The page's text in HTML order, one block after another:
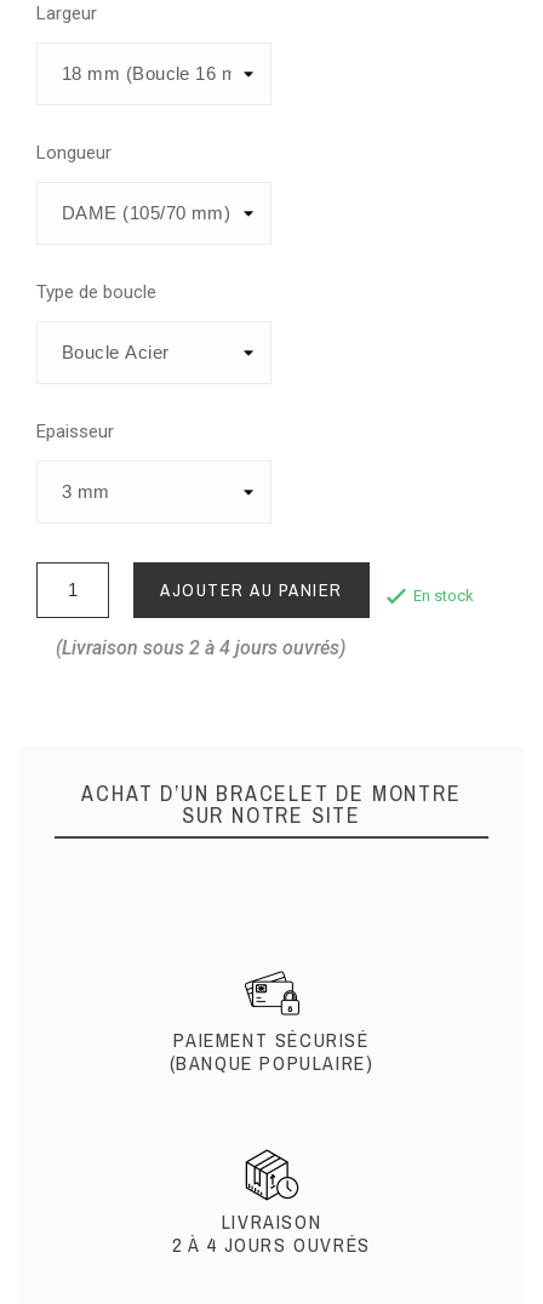
Largeur
Longueur
Type de boucle
Epaisseur
AJOUTER AU PANIER En stock
(Livraison sous 2 à 4 jours ouvrés)
ACHAT D’UN BRACELET DE MONTRE
SUR NOTRE SITE
PAIEMENT SÉCURISÉ
(BANQUE POPULAIRE)
LIVRAISON
2 À 4 JOURS OUVRÉS